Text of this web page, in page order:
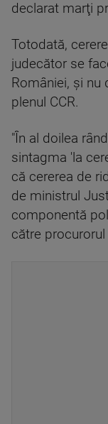
declarat marţi
Totodată,
judecător se
României, şi
plenul CCR.
"În al doilea
sintagma 'la
că cererea de
de ministrul
componentă
către procurorul